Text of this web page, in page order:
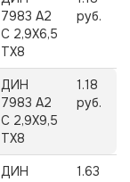
7983 А2
C 2,9X6,5
TX8
руб.
ДИН
7983 А2
C 2,9X9,5
TX8
1.18
руб.
ДИН
1.63